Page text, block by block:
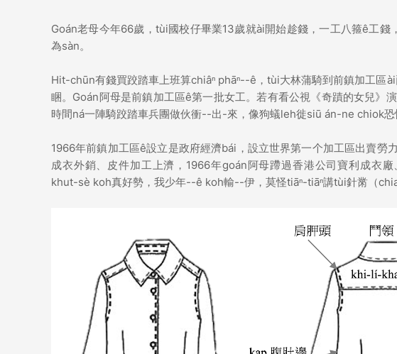
Goán老母今年66歲，tùi國校仔畢業13歲就ài開始趁錢，一工八箍ê工
為sàn。
Hit-chūn有錢買跤踏車上班算chiâⁿ phāⁿ--ê，tùi大林蒲騎到前鎮加工區
睏。Goán阿母是前鎮加工區ê第一批女工。若有看公視《奇蹟的女兒
時間ná一陣騎跤踏車兵團做伙衝--出-來，像狗蟻leh徙siū án-ne chiok恐
1966年前鎮加工區ê設立是政府經濟bái，設立世界第一个加工區出賣
成衣外銷、皮件加工上濟，1966年goán阿母蹛過香港公司寶利成衣
khut-sè koh真好勢，我少年--ê koh輸--伊，莫怪tiāⁿ-tiāⁿ講tùi針黹（